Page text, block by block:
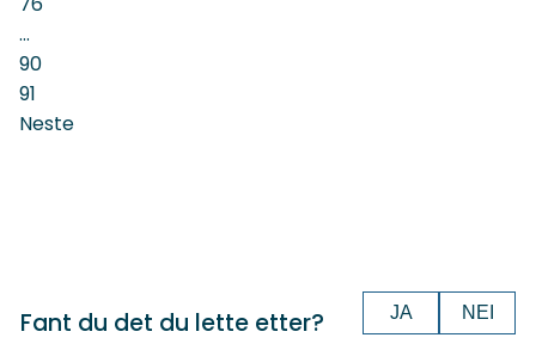
...
90
91
Neste
Fant du det du lette etter? JA NEI